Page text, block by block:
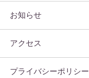
お知らせ
アクセス
プライバシーポリシー